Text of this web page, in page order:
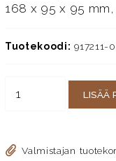
168 x 95 x 95
Tuotekoodi: 917211-
LISÄÄ
Valmistajan